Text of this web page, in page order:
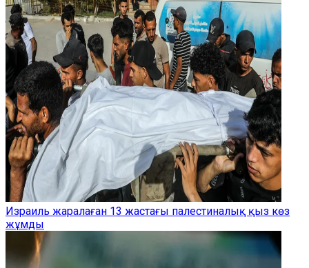
Израиль жаралаған 13 жастағы палестиналық қыз көз
жұмды